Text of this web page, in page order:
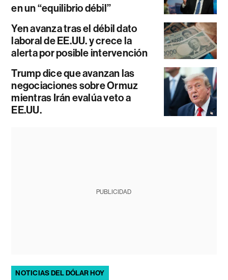
en un “equilibrio débil”
Yen avanza tras el débil dato
laboral de EE.UU. y crece la
alerta por posible intervención
Trump dice que avanzan las
negociaciones sobre Ormuz
mientras Irán evalúa veto a
EE.UU.
PUBLICIDAD
NOTICIAS DEL DÓLAR HOY